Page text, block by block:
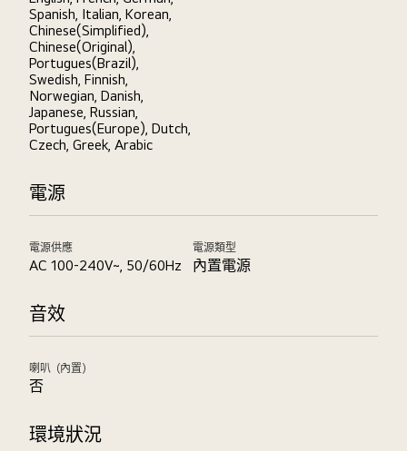
Spanish, Italian, Korean,
Chinese(Simplified),
Chinese(Original),
Portugues(Brazil),
Swedish, Finnish,
Norwegian, Danish,
Japanese, Russian,
Portugues(Europe), Dutch,
Czech, Greek, Arabic
電源
電源供應
AC 100-240V~, 50/60Hz
電源類型
內置電源
音效
喇叭（內置）
否
環境狀況